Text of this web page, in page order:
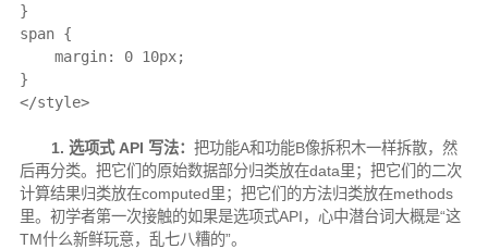
}
span {
margin: 0 10px;
}
</style>
1. 选项式 API 写法： 把功能A和功能B像拆积木一样拆散，然
后再分类。把它们的原始数据部分归类放在data里；把它们的二次
计算结果归类放在computed里；把它们的方法归类放在methods
里。初学者第一次接触的如果是选项式API，心中潜台词大概是“这
TM什么新鲜玩意，乱七八糟的”。